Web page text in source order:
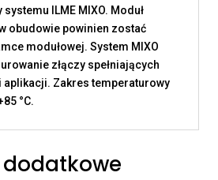
ILME MIXO. Moduł
obudowie powinien zostać
modułowej. System MIXO
złączy spełniających
aplikacji. Zakres temperaturowy
°C.